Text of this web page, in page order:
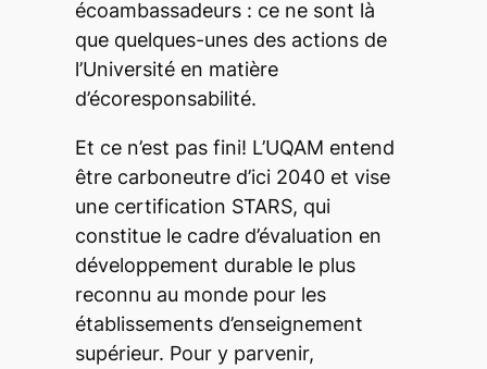
écoambassadeurs : ce ne sont là
que quelques-unes des actions de
l’Université en matière
d’écoresponsabilité.
Et ce n’est pas fini! L’UQAM entend
être carboneutre d’ici 2040 et vise
une certification STARS, qui
constitue le cadre d’évaluation en
développement durable le plus
reconnu au monde pour les
établissements d’enseignement
supérieur. Pour y parvenir,